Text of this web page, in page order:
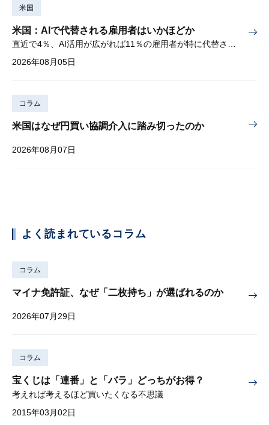
米国
米国：AIで代替される雇用者はいかほどか
直近で4％、AI活用が広がれば11％の雇用者が特に代替されやすい
2026年08月05日
コラム
米国はなぜ円買い協調介入に踏み切ったのか
2026年08月07日
よく読まれているコラム
コラム
マイナ免許証、なぜ「二枚持ち」が選ばれるのか
2026年07月29日
コラム
宝くじは「連番」と「バラ」どっちがお得？
考えれば考えるほど買いたくなる不思議
2015年03月02日